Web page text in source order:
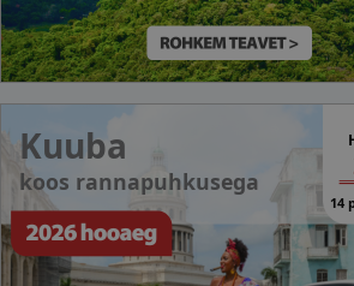
Kuuba
koos rannapuhkusega
14